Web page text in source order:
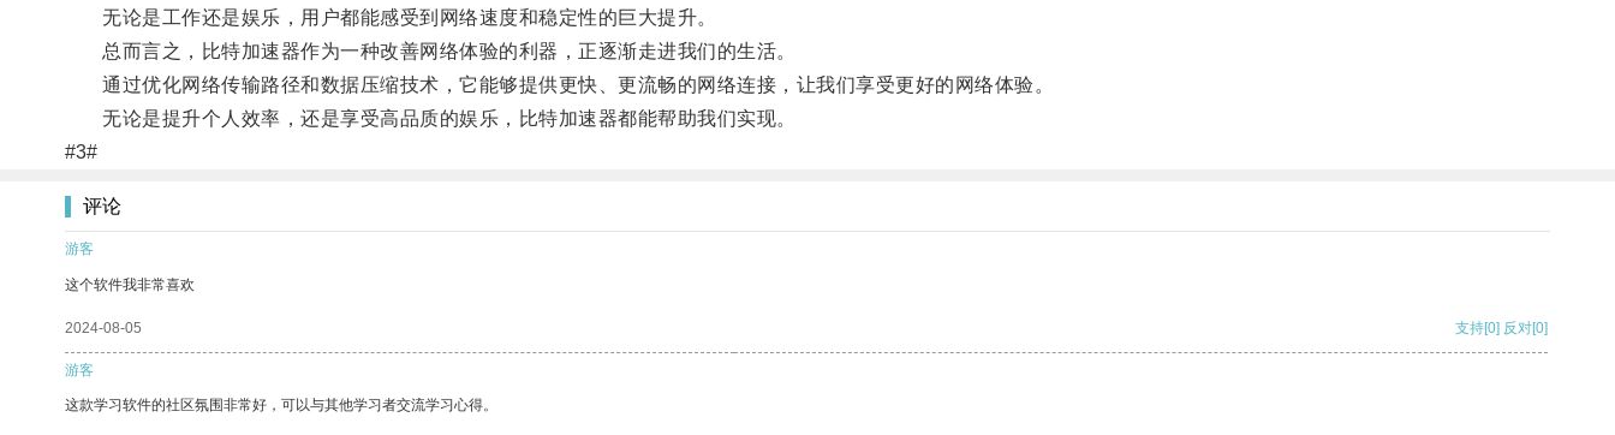
无论是工作还是娱乐，用户都能感受到网络速度和稳定性的巨大提升。
总而言之，比特加速器作为一种改善网络体验的利器，正逐渐走进我们的生活。
通过优化网络传输路径和数据压缩技术，它能够提供更快、更流畅的网络连接，让我们享受更好的网络体验。
无论是提升个人效率，还是享受高品质的娱乐，比特加速器都能帮助我们实现。
#3#
评论
游客
这个软件我非常喜欢
2024-08-05 支持[0] 反对[0]
游客
这款学习软件的社区氛围非常好，可以与其他学习者交流学习心得。